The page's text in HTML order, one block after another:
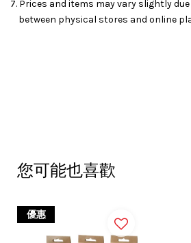
7. Prices and items may vary slightly
between physical stores and online
您可能也喜歡
優惠